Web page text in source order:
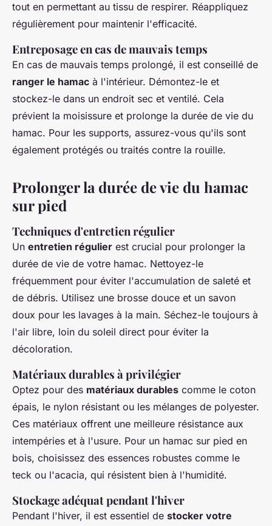
tout en permettant au tissu de respirer. Réappliquez
régulièrement pour maintenir l'efficacité.
Entreposage en cas de mauvais temps
En cas de mauvais temps prolongé, il est conseillé de
ranger le hamac à l'intérieur. Démontez-le et
stockez-le dans un endroit sec et ventilé. Cela
prévient la moisissure et prolonge la durée de vie du
hamac. Pour les supports, assurez-vous qu'ils sont
également protégés ou traités contre la rouille.
Prolonger la durée de vie du hamac
sur pied
Techniques d'entretien régulier
Un entretien régulier est crucial pour prolonger la
durée de vie de votre hamac. Nettoyez-le
fréquemment pour éviter l'accumulation de saleté et
de débris. Utilisez une brosse douce et un savon
doux pour les lavages à la main. Séchez-le toujours à
l'air libre, loin du soleil direct pour éviter la
décoloration.
Matériaux durables à privilégier
Optez pour des matériaux durables comme le coton
épais, le nylon résistant ou les mélanges de polyester.
Ces matériaux offrent une meilleure résistance aux
intempéries et à l'usure. Pour un hamac sur pied en
bois, choisissez des essences robustes comme le
teck ou l'acacia, qui résistent bien à l'humidité.
Stockage adéquat pendant l'hiver
Pendant l'hiver, il est essentiel de stocker votre